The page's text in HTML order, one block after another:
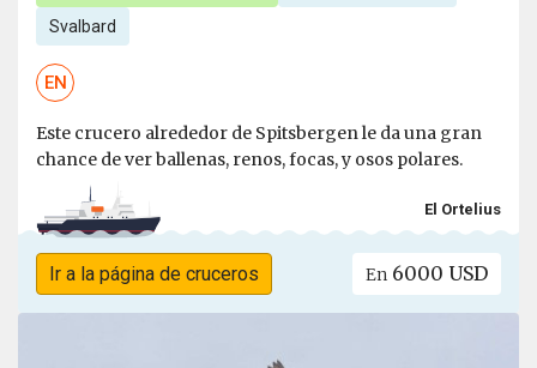
Svalbard
EN
Este crucero alrededor de Spitsbergen le da una gran
chance de ver ballenas, renos, focas, y osos polares.
El Ortelius
Ir a la página de cruceros En 6000 USD